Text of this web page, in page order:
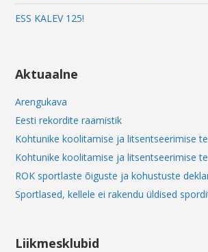
ESS KALEV 125!
Aktuaalne
Arengukava
Eesti rekordite raamistik
Kohtunike koolitamise ja litsentseerimise
Kohtunike koolitamise ja litsentseerimise
ROK sportlaste õiguste ja kohustuste
Sportlased, kellele ei rakendu üldised
Liikmesklubid